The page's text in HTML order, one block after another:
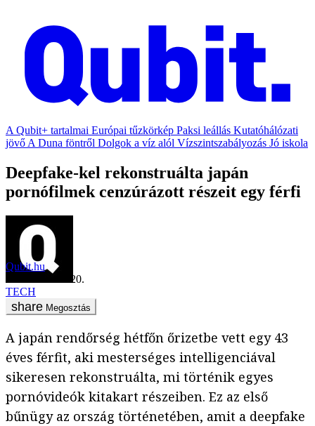
A Qubit+ tartalmai Európai tűzkörkép Paksi leállás Kutatóhálózati
jövő A Duna föntről Dolgok a víz alól Vízszintszabályozás Jó iskola
Deepfake-kel rekonstruálta japán
pornófilmek cenzúrázott részeit egy férfi
Qubit.hu
2021. október 20.
TECH
Megosztás
A japán rendőrség hétfőn őrizetbe vett egy 43
éves férfit, aki mesterséges intelligenciával
sikeresen rekonstruálta, mi történik egyes
pornóvideók kitakart részeiben. Ez az első
bűnügy az ország történetében, amit a deepfake